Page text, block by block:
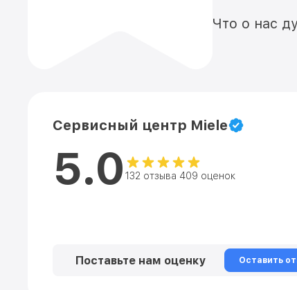
Что о нас
Сервисный центр Miele
5.0 132 отзыва 409 оценок
Поставьте нам оценку Оставить